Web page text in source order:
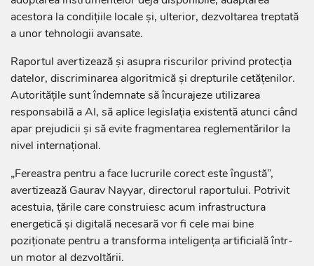
acestora la condițiile locale și, ulterior, dezvoltarea treptată
a unor tehnologii avansate.
Raportul avertizează și asupra riscurilor privind protecția
datelor, discriminarea algoritmică și drepturile cetățenilor.
Autoritățile sunt îndemnate să încurajeze utilizarea
responsabilă a AI, să aplice legislația existentă atunci când
apar prejudicii și să evite fragmentarea reglementărilor la
nivel internațional.
„Fereastra pentru a face lucrurile corect este îngustă”,
avertizează Gaurav Nayyar, directorul raportului. Potrivit
acestuia, țările care construiesc acum infrastructura
energetică și digitală necesară vor fi cele mai bine
poziționate pentru a transforma inteligența artificială într-
un motor al dezvoltării.